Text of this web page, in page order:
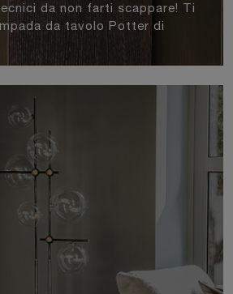
da non farti scappare! Ti
da tavolo Potter di